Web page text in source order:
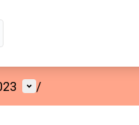
Menu utilisateur
/